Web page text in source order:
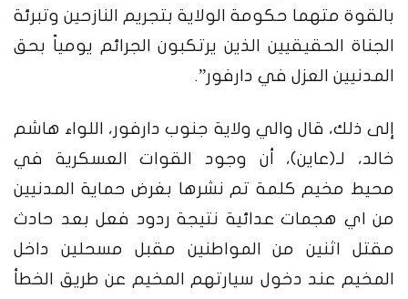
بالقوة متهما حكومة الولاية بتجريم النازحين وتبرئة
الجناة الحقيقيين الذين يرتكبون الجرائم يومياً بحق
المدنيين العزل في دارفور”.
إلى ذلك، قال والي ولاية جنوب دارفور، اللواء هاشم
خالد، لـ(عاين)، أن وجود القوات العسكرية في
محيط مخيم كلمة تم نشرها بغرض حماية المدنيين
من اي هجمات عدائية نتيجة ردود فعل بعد حادث
مقتل اثنين من المواطنين مقبل مسحلين داخل
المخيم عند دخول سيارتهم المخيم عن طريق الخطأ